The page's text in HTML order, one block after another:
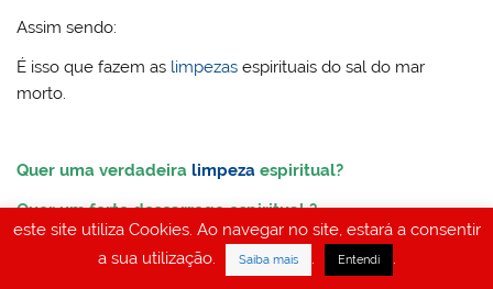
Assim sendo:
É isso que fazem as limpezas espirituais do sal do mar
morto.
Quer uma verdadeiralimpeza espiritual?
Quer um forte descarrego espiritual ?
este site utiliza Cookies. Ao navegar no site, estará a consentir
a sua utilização.
Saiba mais . Entendi .